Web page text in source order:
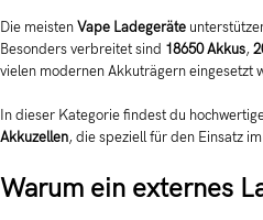
Die meistenVape Ladegeräte
Besonders verbreitet sind 18650 Akkus,
vielen modernen Akkuträgern eingesetzt
In dieser Kategorie findest du
Akkuzellen, die speziell für den Einsatz
Warum ein externes